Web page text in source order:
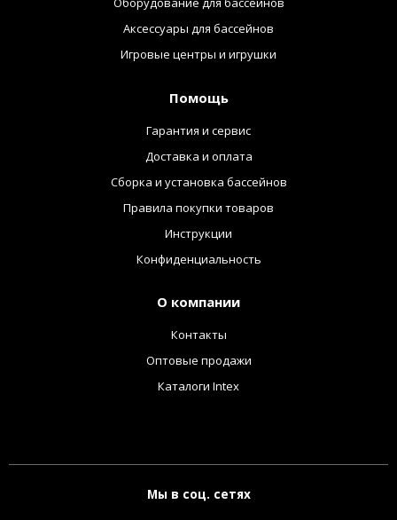
Аксессуары для бассейнов
Игровые центры и игрушки
Помощь
Гарантия и сервис
Доставка и оплата
Сборка и установка бассейнов
Правила покупки товаров
Инструкции
Конфиденциальность
О компании
Контакты
Оптовые продажи
Каталоги Intex
Мы в соц. сетях